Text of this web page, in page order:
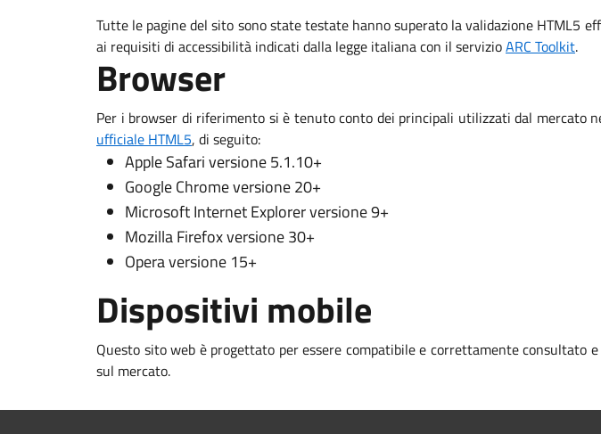
Tutte le pagine del sito sono state testate hanno superato la validazione HTML5
ai requisiti di accessibilità indicati dalla legge italiana con il servizioARC Toolkit.
Browser
Per i browser di riferimento si è tenuto conto dei principali utilizzati dal mercato
ufficiale HTML5, di seguito:
Apple Safari versione 5.1.10+
Google Chrome versione 20+
Microsoft Internet Explorer versione 9+
Mozilla Firefox versione 30+
Opera versione 15+
Dispositivi mobile
Questo sito web è progettato per essere compatibile e correttamente
sul mercato.